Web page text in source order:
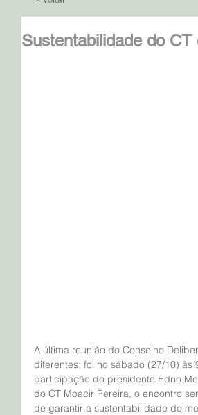
Sustentabilidade do
A última reunião do Conselho
diferentes: foi no sábado (27/10)
participação do presidente Edno
do CT Moacir Pereira, o encontro
de garantir a sustentabilidade do